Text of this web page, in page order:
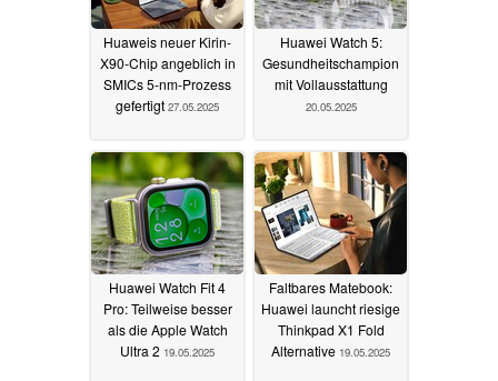
Huaweis neuer Kirin-
X90-Chip angeblich in
SMICs 5-nm-Prozess
gefertigt 27.05.2025
Huawei Watch 5:
Gesundheitschampion
mit Vollausstattung
20.05.2025
Huawei Watch Fit 4
Pro: Teilweise besser
als die Apple Watch
Ultra 2 19.05.2025
Faltbares Matebook:
Huawei launcht riesige
Thinkpad X1 Fold
Alternative 19.05.2025